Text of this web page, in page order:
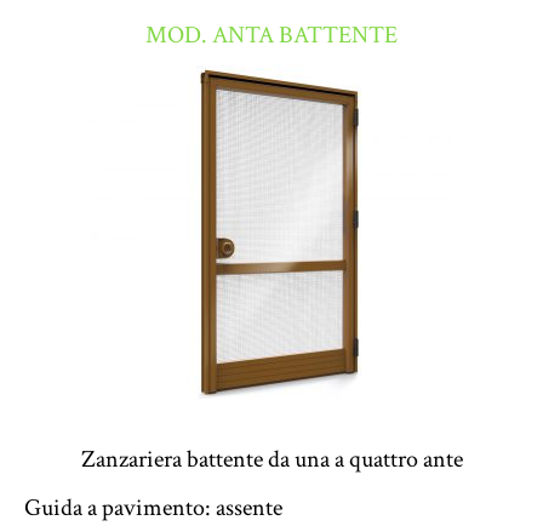
MOD. ANTA BATTENTE
Zanzariera battente da una a quattro ante
Guida a pavimento: assente